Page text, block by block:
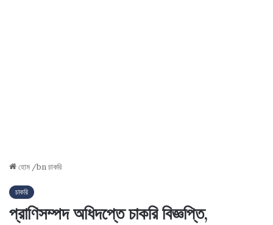
হোম /bn চাকরি
চাকরি
প্রাণিসম্পদ অধিদপ্তে চাকরি বিজ্ঞপ্তি,